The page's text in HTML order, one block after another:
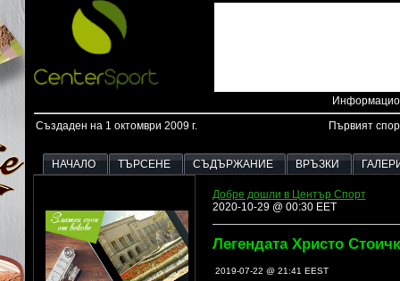
Създаден на 1 октомври 2009 г. Първият
НАЧАЛО ТЪРСЕНЕ СЪДЪРЖАНИЕ ВРЪЗКИ
Добре дошли в Център Спорт
2020-10-29 @ 00:30 EET
Легендата Христо
2019-07-22 @ 21:41 EEST